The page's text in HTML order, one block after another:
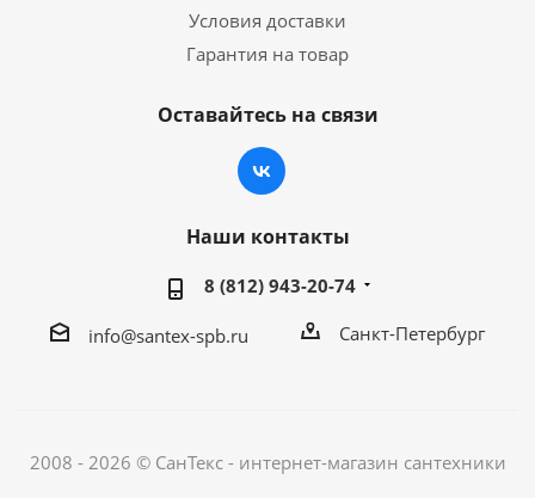
Условия доставки
Гарантия на товар
Оставайтесь на связи
Наши контакты
8 (812) 943-20-74
info@santex-spb.ru Санкт-Петербург
2008 - 2026 © СанТекс - интернет-магазин cантехники